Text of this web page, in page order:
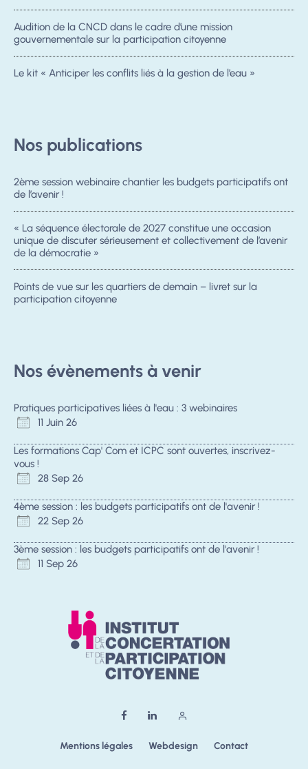
Audition de la CNCD dans le cadre d’une mission
gouvernementale sur la participation citoyenne
Le kit « Anticiper les conflits liés à la gestion de l’eau »
Nos publications
2ème session webinaire chantier les budgets participatifs ont
de l’avenir !
« La séquence électorale de 2027 constitue une occasion
unique de discuter sérieusement et collectivement de l’avenir
de la démocratie »
Points de vue sur les quartiers de demain – livret sur la
participation citoyenne
Nos évènements à venir
Pratiques participatives liées à l'eau : 3 webinaires
11 Juin 26
Les formations Cap' Com et ICPC sont ouvertes, inscrivez-
vous !
28 Sep 26
4ème session : les budgets participatifs ont de l'avenir !
22 Sep 26
3ème session : les budgets participatifs ont de l'avenir !
11 Sep 26
Mentions légales Webdesign Contact